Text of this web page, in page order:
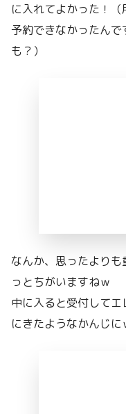
に入れてよかった！
予約できなかったん
も？）
なんか、思ったより
っとちがいますねｗ
中に入ると受付して
にきたようなかんじに